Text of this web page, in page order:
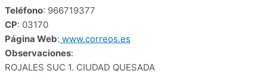
Teléfono: 966719377
CP: 03170
Página Web: www.correos.es
Observaciones:
ROJALES SUC 1. CIUDAD QUESADA